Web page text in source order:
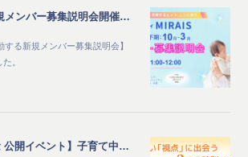
2026年度下半期 新規メンバー募集説明会開催のご案内
する新規メンバー募集説明会】
。
【MIRAIS8周年記念 公開イベント】子育て中のママ向け_家族との毎日をもっと心地よくする夏 新しい"視点"に出会う3つの特別イベント